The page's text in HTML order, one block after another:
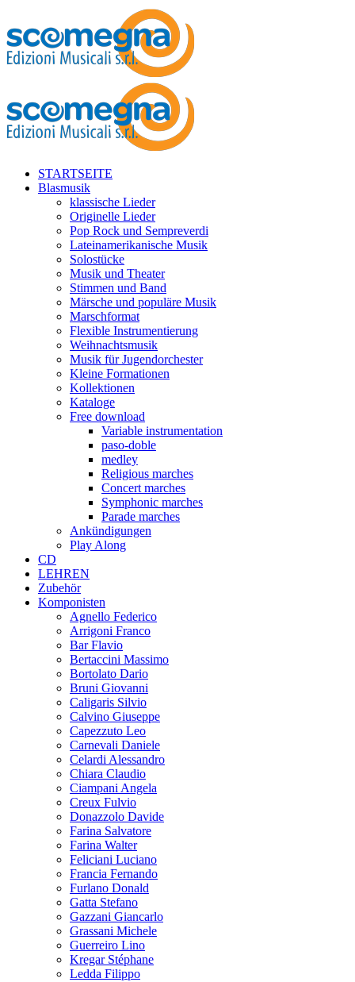
STARTSEITE
Blasmusik
klassische Lieder
Originelle Lieder
Pop Rock und Sempreverdi
Lateinamerikanische Musik
Solostücke
Musik und Theater
Stimmen und Band
Märsche und populäre Musik
Marschformat
Flexible Instrumentierung
Weihnachtsmusik
Musik für Jugendorchester
Kleine Formationen
Kollektionen
Kataloge
Free download
Variable instrumentation
paso-doble
medley
Religious marches
Concert marches
Symphonic marches
Parade marches
Ankündigungen
Play Along
CD
LEHREN
Zubehör
Komponisten
Agnello Federico
Arrigoni Franco
Bar Flavio
Bertaccini Massimo
Bortolato Dario
Bruni Giovanni
Caligaris Silvio
Calvino Giuseppe
Capezzuto Leo
Carnevali Daniele
Celardi Alessandro
Chiara Claudio
Ciampani Angela
Creux Fulvio
Donazzolo Davide
Farina Salvatore
Farina Walter
Feliciani Luciano
Francia Fernando
Furlano Donald
Gatta Stefano
Gazzani Giancarlo
Grassani Michele
Guerreiro Lino
Kregar Stéphane
Ledda Filippo